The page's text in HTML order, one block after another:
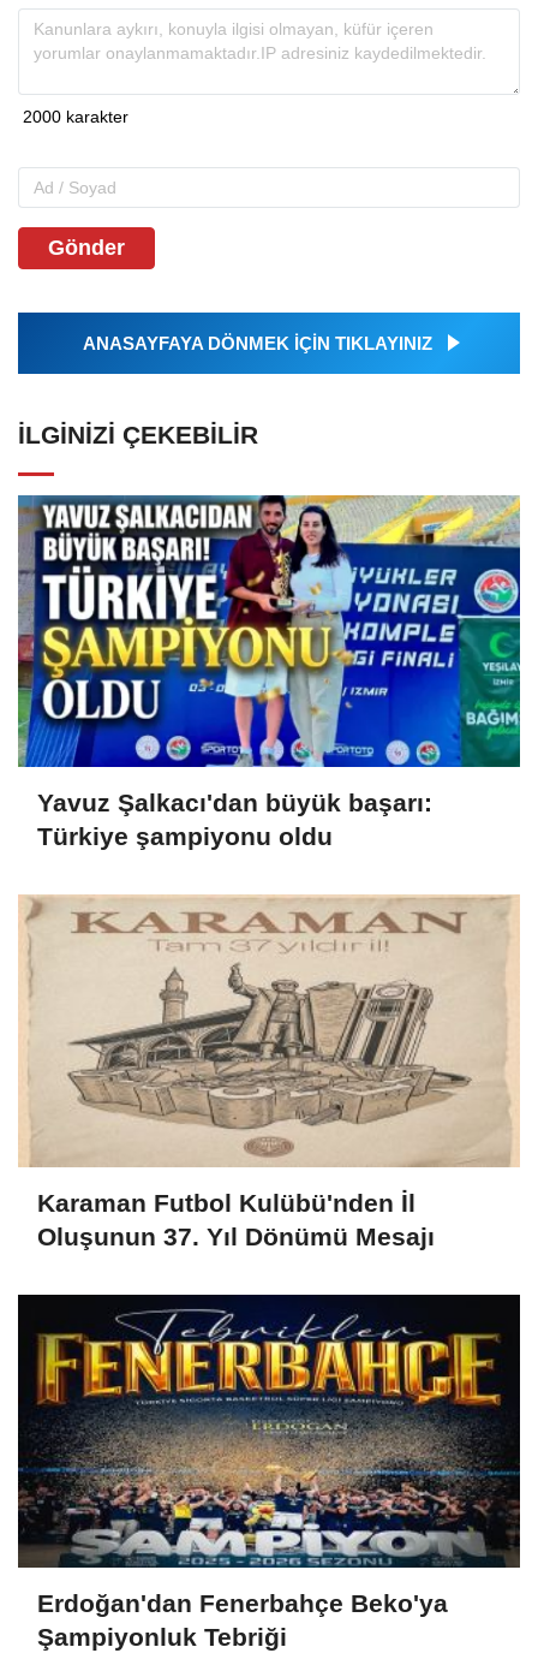
Gönder
ANASAYFAYA DÖNMEK İÇİN TIKLAYINIZ
İLGINIZI ÇEKEBILIR
Yavuz Şalkacı'dan büyük başarı:
Türkiye şampiyonu oldu
Karaman Futbol Kulübü'nden İl
Oluşunun 37. Yıl Dönümü Mesajı
Erdoğan'dan Fenerbahçe Beko'ya
Şampiyonluk Tebriği